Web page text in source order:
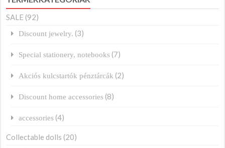
SALE (92)
Discount jewelry. (3)
Special stationery, notebooks (7)
Akciós kulcstartók pénztárcák (2)
Discount home accessories (8)
accessories (4)
Collectable dolls (20)